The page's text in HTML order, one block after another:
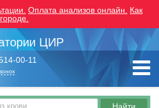
Оплата анализов онлайн.
Как
ЦИР
00-11